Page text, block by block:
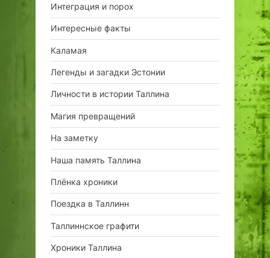
Интеграция и порох
Интересные факты
Каламая
Легенды и загадки Эстонии
Личности в истории Таллина
Магия превращений
На заметку
Наша память Таллина
Плёнка хроники
Поездка в Таллинн
Таллиннское графити
Хроники Таллина